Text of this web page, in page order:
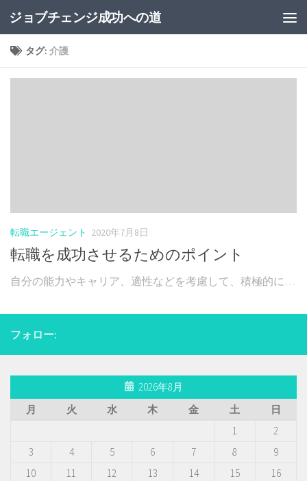
コンテンツへスキップ
ジョブチェンジ成功への道
タグ: 介護
転職エージェント 2020年7月8日
転職を成功させるためのポイント
自分の能力やキャリア、適性などを考慮して、積極的に…
フォロー:
2026年8月
月
火 水 木 金 土
日
1
2
3
4 5 6 7 8
9
10
11 12 13 14 15
16